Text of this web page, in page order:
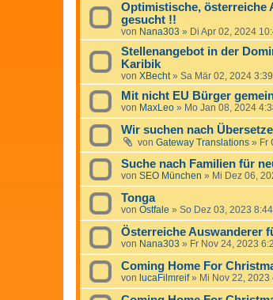
Optimistische, österreiche
gesucht !!
von Nana303 » Di Apr 02, 2024
Stellenangebot in der
Karibik
von XBecht» Sa Mär 02, 2024
Mit nicht EU Bürger
von MaxLeo » Mo Jan 08, 2024
Wir suchen nach
von Gateway Translations » Fr
Suche nach Familien für
von SEO München » Mi Dez 06,
Tonga
von Ostfale » So Dez 03, 2023
Österreiche Auswanderer
von Nana303 » Fr Nov 24, 2023
Coming Home For
von lucaFilmreif» Mi Nov 22, 2023